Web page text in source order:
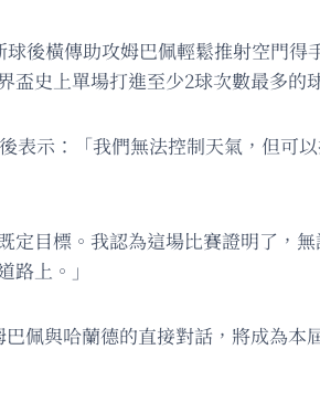
後橫傳助攻姆巴佩輕鬆推射空門得
盃史上單場打進至少2球次數最多的
表示：「我們無法控制天氣，但可
目標。我認為這場比賽證明了，無
上。」
佩與哈蘭德的直接對話，將成為本